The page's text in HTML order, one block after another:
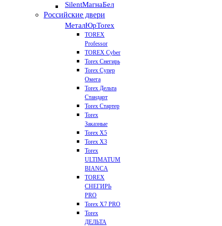
SilentМагнаБел
Российские двери
МеталЮрTorex
TOREX
Professor
TOREX Cyber
Torex Снегирь
Torex Супер
Омега
Torex Дельта
Стандарт
Torex Стартер
Torex
Заказные
Torex Х5
Torex Х3
Torex
ULTIMATUM
BIANCA
TOREX
СНЕГИРЬ
PRO
Torex X7 PRO
Torex
ДЕЛЬТА